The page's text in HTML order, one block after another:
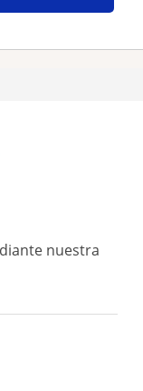
nuestra